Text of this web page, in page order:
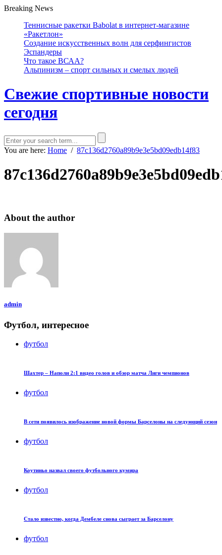
Breaking News
Теннисные ракетки Babolat в интернет-магазине
«Ракетлон»
Создание искусственных волн для серфингистов
Эспандеры
Что такое ВСАА?
Альпинизм – спорт сильных и смелых людей
Свежие спортивные новости
сегодня
You are here: Home / 87c136d2760a89b9e3e5bd09edb14f83
About the author
admin
Футбол, интересное
футбол
Шахтер – Наполи 2:1 видео голов и обзор матча Лиги чемпионов
футбол
В сети появилось изображение новой формы Барселоны на следующий сезон
футбол
Коутиньо назвал своего футбольного кумира
футбол
Стало известно, когда Дембеле снова сыграет за Барселону
футбол